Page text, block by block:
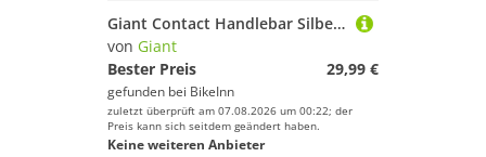
Giant Contact Handlebar Silber 31.8 mm / 420 mm
von Giant
Bester Preis
29,99 €
gefunden bei BikeInn
zuletzt überprüft am 07.08.2026 um 00:22; der
Preis kann sich seitdem geändert haben.
Keine weiteren Anbieter